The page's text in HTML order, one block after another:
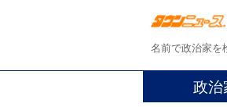
名前で政治家を
政治